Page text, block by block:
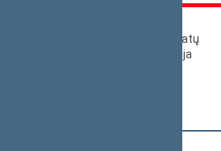
socialdemokratų
partijos frakcija